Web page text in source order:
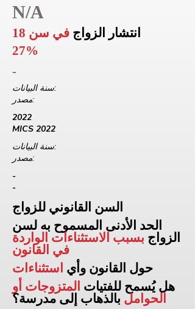
N/A
انتشار الزواج في سن 18
27%
-
سنة البيانات:
مصدر:
2022
MICS 2022
سنة البيانات:
مصدر:
-
-
السن القانوني للزواج
الحد الأدنى المسموح به لسن
الزواج بسبب الاستثناءات الواردة
في القانون
حول القانون وأي استثناءات
هل يُسمح للفتيات المتزوجات أو
الحوامل بالذهاب إلى مدرسة؟